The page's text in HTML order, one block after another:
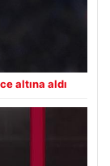
altına aldı